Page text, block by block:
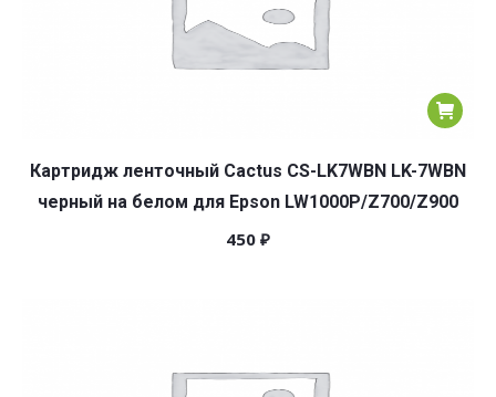
Картридж ленточный Cactus CS-LK7WBN LK-7WBN
черный на белом для Epson LW1000P/Z700/Z900
450 ₽